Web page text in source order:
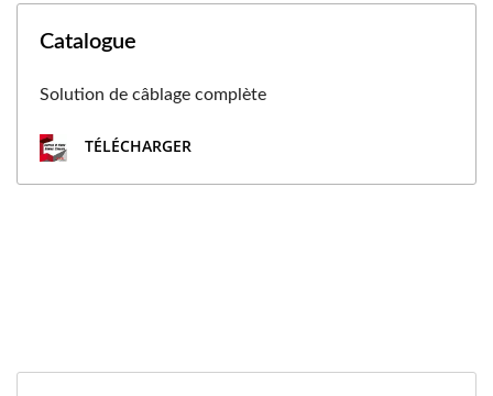
Catalogue
Solution de câblage complète
TÉLÉCHARGER